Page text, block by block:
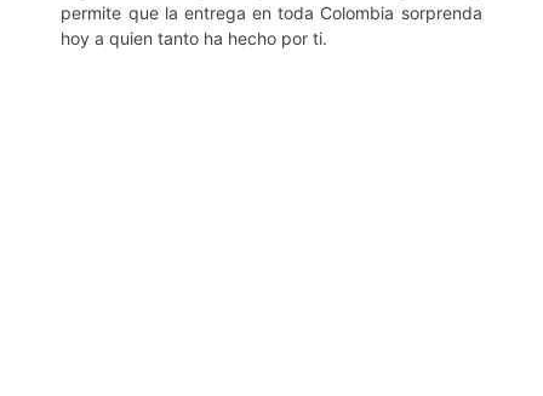
permite que la entrega en toda Colombia sorprenda
hoy a quien tanto ha hecho por ti.